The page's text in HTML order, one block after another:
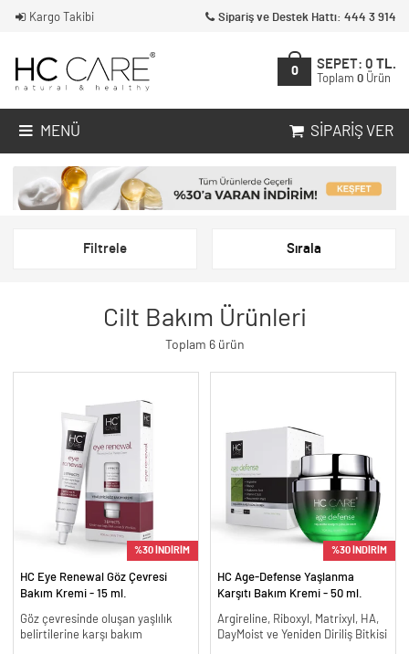
Kargo Takibi Sipariş ve Destek Hattı: 444 3 914
0
SEPET: 0 TL.
Toplam 0 Ürün
MENÜ SIPARIŞ VER
Filtrele Sırala
Cilt Bakım Ürünleri
Toplam 6 ürün
%30 İNDİRİM
HC Eye Renewal Göz Çevresi
Bakım Kremi - 15 ml.
Göz çevresinde oluşan yaşlılık
belirtilerine karşı bakım
%30 İNDİRİM
HC Age-Defense Yaşlanma
Karşıtı Bakım Kremi - 50 ml.
Argireline, Riboxyl, Matrixyl, HA,
DayMoist ve Yeniden Diriliş Bitkisi